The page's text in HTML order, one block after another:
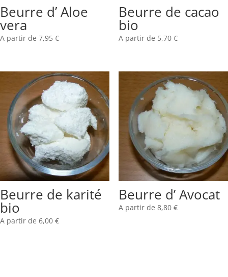
Beurre d’ Aloe
vera
A partir de 7,95 €
Beurre de cacao
bio
A partir de 5,70 €
Beurre de karité
bio
A partir de 6,00 €
Beurre d’ Avocat
A partir de 8,80 €